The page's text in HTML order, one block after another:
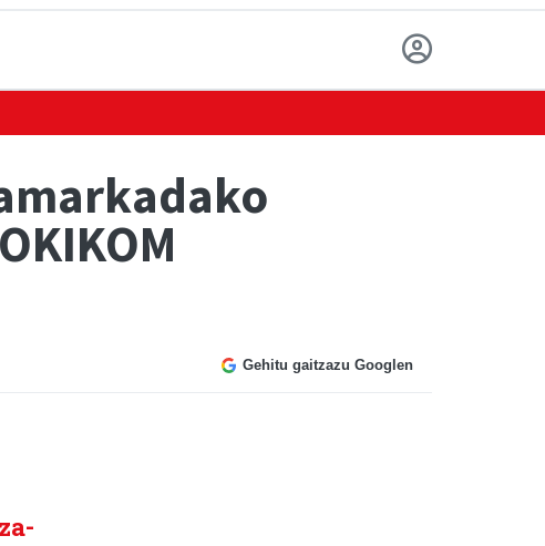
Gehitu gaitzazu Googlen